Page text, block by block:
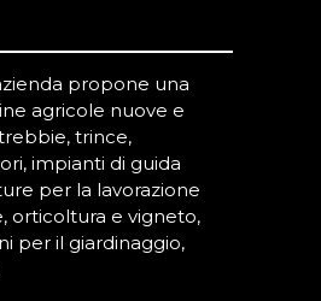
propone una
agricole nuove e
trince,
impianti di guida
per la lavorazione
orticoltura e vigneto,
per il giardinaggio,